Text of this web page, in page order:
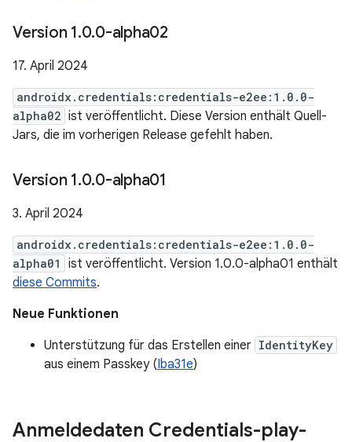
Version 1.0.0-alpha02
17. April 2024
androidx.credentials:credentials-e2ee:1.0.0-
alpha02 ist veröffentlicht. Diese Version enthält Quell-
Jars, die im vorherigen Release gefehlt haben.
Version 1.0.0-alpha01
3. April 2024
androidx.credentials:credentials-e2ee:1.0.0-
alpha01
ist veröffentlicht. Version 1.0.0-alpha01 enthält
diese Commits.
Neue Funktionen
Unterstützung für das Erstellen einer IdentityKey
aus einem Passkey (Iba31e)
Anmeldedaten Credentials-play-